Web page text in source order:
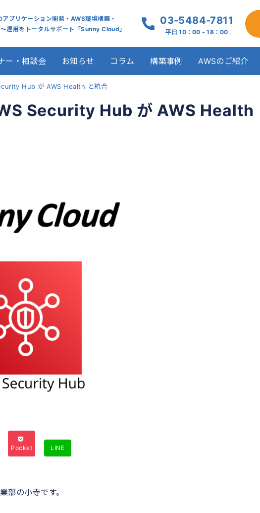
アプリケーション開発・AWS環境構築・
運用をトータルサポート「Sunny Cloud」
03-5484-7811
平日 10：00 - 18：00
ー・相談会 お知らせ コラム 構築事例 AWSのご紹介
Hub が AWS Health と統合
Security Hub が AWS Health
Pocket LINE
部の小寺です。